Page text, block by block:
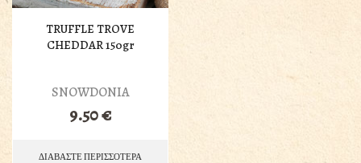
TRUFFLE TROVE
CHEDDAR 150gr
SNOWDONIA
9.50€
ΔΙΑΒΑΣΤΕ ΠΕΡΙΣΣΟΤΕΡΑ